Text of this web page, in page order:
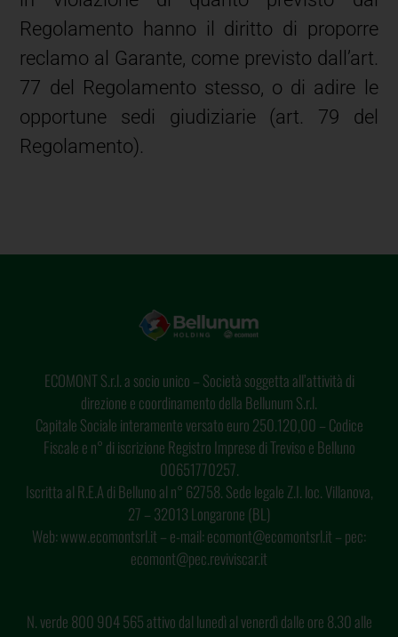
Regolamento hanno il diritto di proporre
reclamo al Garante, come previsto dall’art.
77 del Regolamento stesso, o di adire le
opportune sedi giudiziarie (art. 79 del
Regolamento).
ECOMONT S.r.l. a socio unico – Società soggetta all’attività di
direzione e coordinamento della Bellunum S.r.l.
Capitale Sociale interamente versato euro 250.120,00 – Codice
Fiscale e n° di iscrizione Registro Imprese di Treviso e Belluno
00651770257.
Iscritta al R.E.A di Belluno al n° 62758. Sede legale Z.I. loc. Villanova,
27 – 32013 Longarone (BL)
Web: www.ecomontsrl.it – e-mail: ecomont@ecomontsrl.it – pec:
ecomont@pec.reviviscar.it
N. verde 800 904 565 attivo dal lunedì al venerdì dalle ore 8.30 alle